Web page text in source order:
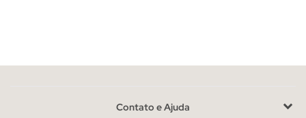
Contato e Ajuda